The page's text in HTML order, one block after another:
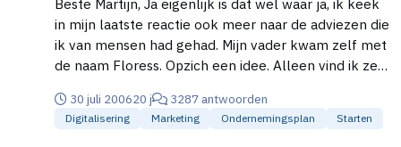
Beste Martijn, Ja eigenlijk is dat wel waar ja, ik keek
in mijn laatste reactie ook meer naar de adviezen die
ik van mensen had gehad. Mijn vader kwam zelf met
de naam Floress. Opzich een idee. Alleen vind ik zelf
echt veelzeggend. Ben je dat met me eens?
30 juli 200620 j 3287 antwoorden
Digitalisering Marketing Ondernemingsplan Starten